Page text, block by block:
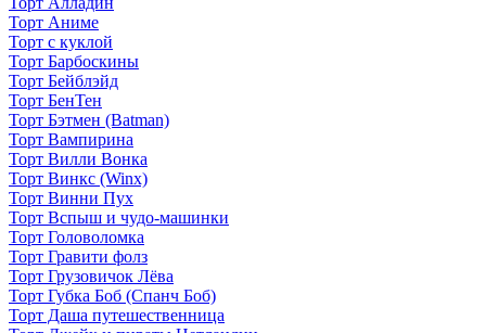
Торт Аниме
Торт с куклой
Торт Барбоскины
Торт Бейблэйд
Торт БенТен
Торт Бэтмен (Batman)
Торт Вампирина
Торт Вилли Вонка
Торт Винкс (Winx)
Торт Винни Пух
Торт Вспыш и чудо-машинки
Торт Головоломка
Торт Гравити фолз
Торт Грузовичок Лёва
Торт Губка Боб (Спанч Боб)
Торт Даша путешественница